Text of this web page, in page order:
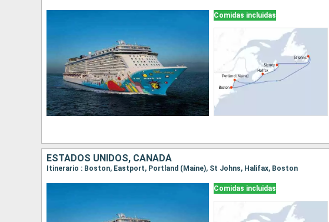
Comidas incluidas
ESTADOS UNIDOS, CANADÁ
Itinerario : Boston, Eastport, Portland (Maine), St Johns, Halifax, Boston
Comidas incluidas